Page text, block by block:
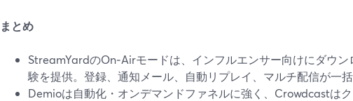
まとめ
StreamYardのOn‑Airモードは、インフルエンサー向けにダウ
験を提供。登録、通知メール、自動リプレイ、マルチ配信が一括
Demioは自動化・オンデマンドファネルに強く、Crowdcastは